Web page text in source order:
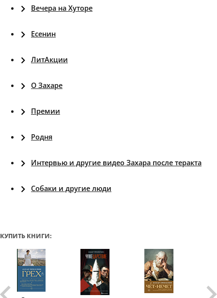
Вечера на Хуторе
Есенин
ЛитАкции
О Захаре
Премии
Родня
Интервью и другие видео Захара после теракта
Собаки и другие люди
КУПИТЬ КНИГИ: